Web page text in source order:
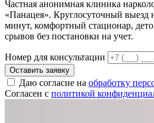
Частная анонимная клиника
«Панацея». Круглосуточный выезд
минут, комфортный стационар,
срывов без постановки на учет.
Номер для консультации
Оставить заявку
Даю согласие на обработку
Согласен с политикой